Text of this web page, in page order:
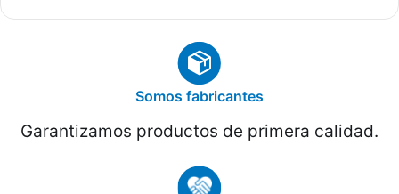
Somos fabricantes
Garantizamos productos de primera calidad.